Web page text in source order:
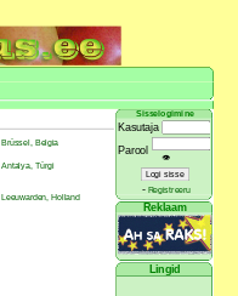
Brüssel, Belgia
Antalya, Türgi
Leeuwarden, Holland
Sisselogimine
Kasutaja
Parool
👁
- Registreeru
Reklaam
Lingid